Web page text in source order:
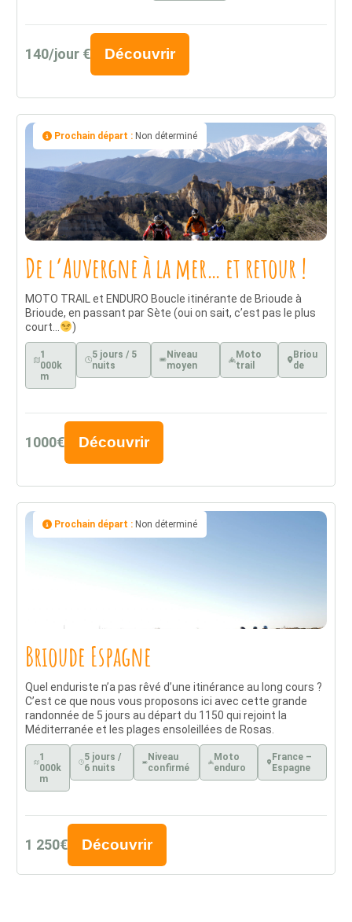
140/jour € Découvrir
Prochain départ : Non déterminé
De l’Auvergne à la mer… et retour !
MOTO TRAIL et ENDURO Boucle itinérante de Brioude à
Brioude, en passant par Sète (oui on sait, c’est pas le plus
court…
)
1
000k
m
5 jours / 5
nuits
Niveau
moyen
Moto
trail
Briou
de
1000€ Découvrir
Prochain départ : Non déterminé
Brioude Espagne
Quel enduriste n’a pas rêvé d’une itinérance au long cours ?
C’est ce que nous vous proposons ici avec cette grande
randonnée de 5 jours au départ du 1150 qui rejoint la
Méditerranée et les plages ensoleillées de Rosas.
1
000k
m
5 jours /
6 nuits
Niveau
confirmé
Moto
enduro
France –
Espagne
1 250€ Découvrir